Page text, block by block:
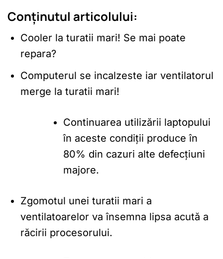
Conținutul articolului:
Cooler la turatii mari! Se mai poate
repara?
Computerul se incalzeste iar ventilatorul
merge la turatii mari!
Continuarea utilizării laptopului
în aceste condiții produce în
80% din cazuri alte defecțiuni
majore.
Zgomotul unei turatii mari a
ventilatoarelor va însemna lipsa acută a
răcirii procesorului.